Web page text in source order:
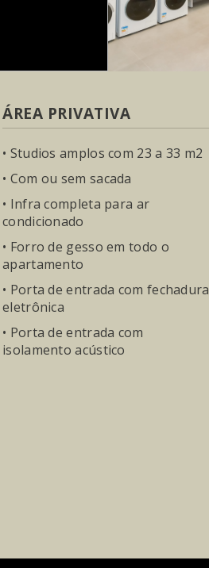
ÁREA PRIVATIVA
• Studios amplos com 23 a 33 m2
• Com ou sem sacada
• Infra completa para ar
condicionado
• Forro de gesso em todo o
apartamento
• Porta de entrada com fechadura
eletrônica
• Porta de entrada com
isolamento acústico